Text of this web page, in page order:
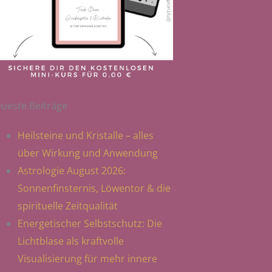
Beiträge
Heilsteine und Kristalle – alles
über Wirkung und Anwendung
Astrologie August 2026:
Sonnenfinsternis, Löwentor & die
spirituelle Zeitqualität
Energetischer Selbstschutz: Die
Lichtblase als kraftvolle
Visualisierung für mehr innere